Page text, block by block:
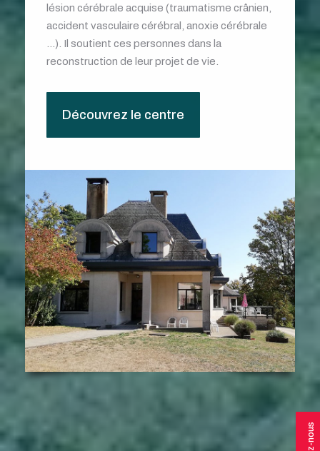
lésion cérébrale acquise (traumatisme crânien,
accident vasculaire cérébral, anoxie cérébrale
…). Il soutient ces personnes dans la
reconstruction de leur projet de vie.
Découvrez le centre